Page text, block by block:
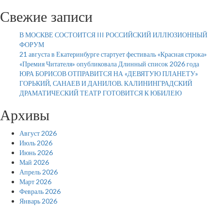
Свежие записи
В МОСКВЕ СОСТОИТСЯ III РОССИЙСКИЙ ИЛЛЮЗИОННЫЙ
ФОРУМ
21 августа в Екатеринбурге стартует фестиваль «Красная строка»
«Премия Читателя» опубликовала Длинный список 2026 года
ЮРА БОРИСОВ ОТПРАВИТСЯ НА «ДЕВЯТУЮ ПЛАНЕТУ»
ГОРЬКИЙ, САНАЕВ И ДАНИЛОВ. КАЛИНИНГРАДСКИЙ
ДРАМАТИЧЕСКИЙ ТЕАТР ГОТОВИТСЯ К ЮБИЛЕЮ
Архивы
Август 2026
Июль 2026
Июнь 2026
Май 2026
Апрель 2026
Март 2026
Февраль 2026
Январь 2026